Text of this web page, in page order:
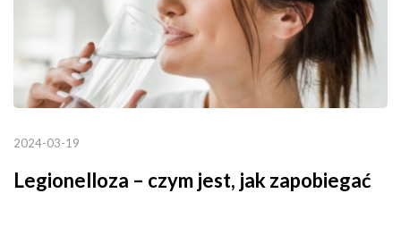
2024-03-19
Legionelloza – czym jest, jak zapobiegać